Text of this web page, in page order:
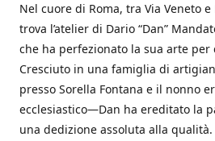
Nel cuore di Roma, tra Via Veneto
trova l’atelier di Dario “Dan”
che ha perfezionato la sua arte per
Cresciuto in una famiglia di
presso Sorella Fontana e il nonno
ecclesiastico—Dan ha ereditato la
una dedizione assoluta alla qualità.